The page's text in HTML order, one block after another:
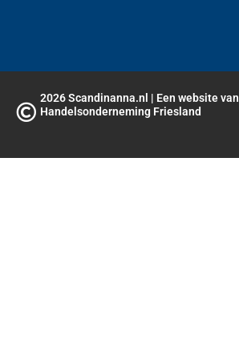
2026 Scandinanna.nl | Een website van
Handelsonderneming Friesland